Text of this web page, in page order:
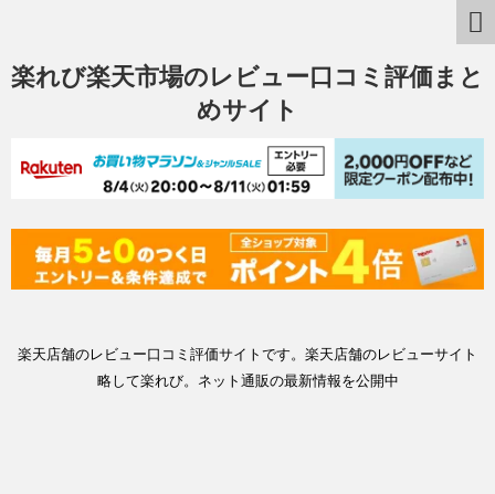
楽れび楽天市場のレビュー口コミ評価まと
めサイト
楽天店舗のレビュー口コミ評価サイトです。楽天店舗のレビューサイト
略して楽れび。ネット通販の最新情報を公開中